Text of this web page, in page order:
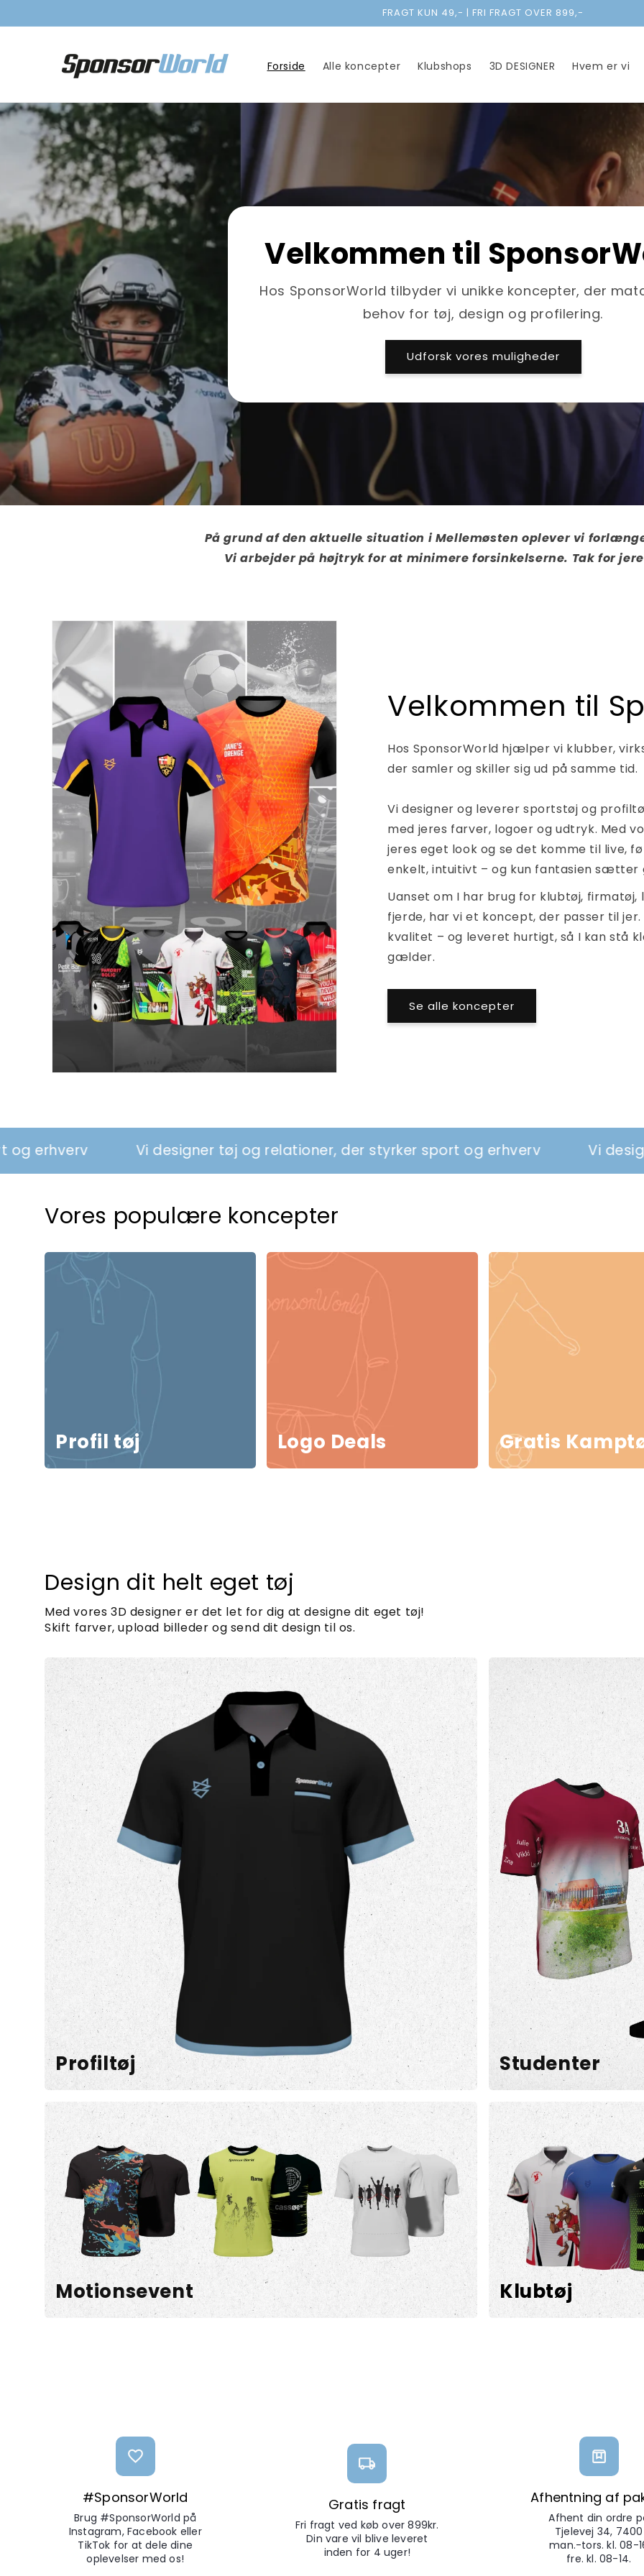
FRAGT KUN 49,- | FRI FRAGT OVER 899,-
Forside Alle koncepter Klubshops 3D DESIGNER Hvem er vi
Velkommen til
Hos SponsorWorld tilbyder vi unikke koncepter, der
behov for tøj, design og profilering.
Udforsk vores muligheder
På grund af den aktuelle situation i Mellemøsten oplever vi
Vi arbejder på højtryk for at minimere forsinkelserne. Tak for
Velkommen til
Hos SponsorWorld hjælper vi klubber,
der samler og skiller sig ud på samme tid.
Vi designer og leverer sportstøj og
med jeres farver, logoer og udtryk. Med
jeres eget look og se det komme til live,
enkelt, intuitivt – og kun fantasien
Uanset om I har brug for klubtøj,
fjerde, har vi et koncept, der passer til
kvalitet – og leveret hurtigt, så I kan stå
gælder.
Se alle koncepter
Vi designer tøj og relationer, der styrker sport og erhverv Vi designer tøj og
Vores populære koncepter
Profil tøj Logo Deals Gratis
Design dit helt eget tøj
Med vores 3D designer er det let for dig at designe dit eget tøj!
Skift farver, upload billeder og send dit design til os.
Profiltøj Studenter
Motionsevent Klubtøj
#SponsorWorld
Brug #SponsorWorld på
Instagram, Facebook eller
TikTok for at dele dine
oplevelser med os!
Gratis fragt
Fri fragt ved køb over 899kr.
Din vare vil blive leveret
inden for 4 uger!
Afhentning af
Afhent din ordre
Tjelevej 34, 7400
man.-tors. kl. 08-
fre. kl. 08-14.